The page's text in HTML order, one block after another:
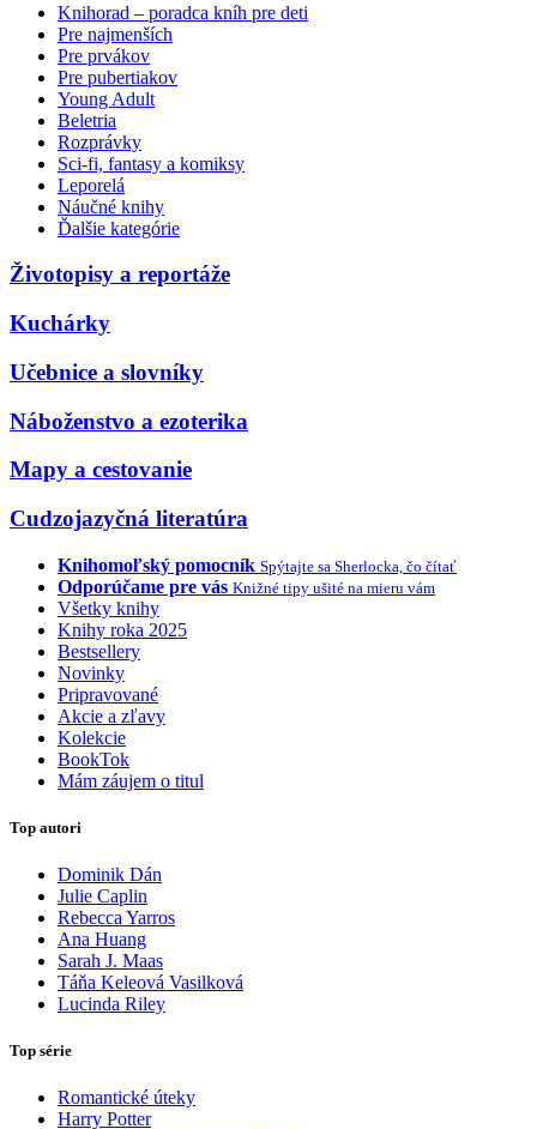
Knihorad – poradca kníh pre deti
Pre najmenších
Pre prvákov
Pre pubertiakov
Young Adult
Beletria
Rozprávky
Sci-fi, fantasy a komiksy
Leporelá
Náučné knihy
Ďalšie kategórie
Životopisy a reportáže
Kuchárky
Učebnice a slovníky
Náboženstvo a ezoterika
Mapy a cestovanie
Cudzojazyčná literatúra
Knihomoľský pomocník Spýtajte sa Sherlocka, čo čítať
Odporúčame pre vás Knižné tipy ušité na mieru vám
Všetky knihy
Knihy roka 2025
Bestsellery
Novinky
Pripravované
Akcie a zľavy
Kolekcie
BookTok
Mám záujem o titul
Top autori
Dominik Dán
Julie Caplin
Rebecca Yarros
Ana Huang
Sarah J. Maas
Táňa Keleová Vasilková
Lucinda Riley
Top série
Romantické úteky
Harry Potter